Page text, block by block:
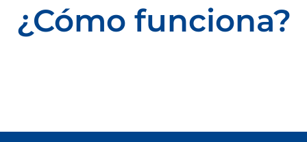
¿Cómo funciona?